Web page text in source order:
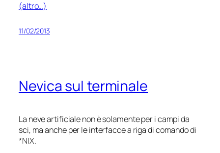
(altro…)
11/02/2013
Nevica sul terminale
La neve artificiale non è solamente per i campi da
sci, ma anche per le interfacce a riga di comando di
*NIX.